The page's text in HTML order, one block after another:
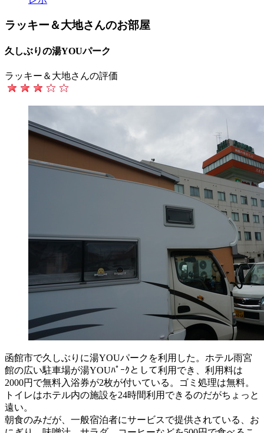
ラッキー＆大地さんのお部屋
久しぶりの湯YOUパーク
ラッキー＆大地さんの評価
函館市で久しぶりに湯YOUパークを利用した。ホテル雨宮
館の広い駐車場が湯YOUﾊﾟｰｸとして利用でき、利用料は
2000円で無料入浴券が2枚が付いている。ゴミ処理は無料。
トイレはホテル内の施設を24時間利用できるのだがちょっと
遠い。
朝食のみだが、一般宿泊者にサービスで提供されている、お